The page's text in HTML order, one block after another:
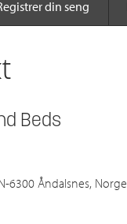
Beds
6300 Åndalsnes, Norge
din seng